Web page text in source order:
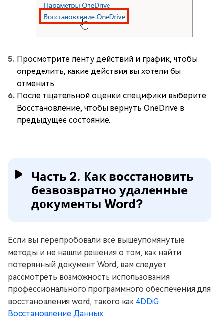
Просмотрите ленту действий и график, чтобы
определить, какие действия вы хотели бы
отменить.
После тщательной оценки специфики выберите
Восстановление, чтобы вернуть OneDrive в
предыдущее состояние.
Часть 2. Как восстановить
безвозвратно удаленные
документы Word?
Если вы перепробовали все вышеупомянутые
методы и не нашли решения о том, как найти
потерянный документ Word, вам следует
рассмотреть возможность использования
профессионального программного обеспечения для
восстановления word, такого как 4DDiG
Восстановление Данных.